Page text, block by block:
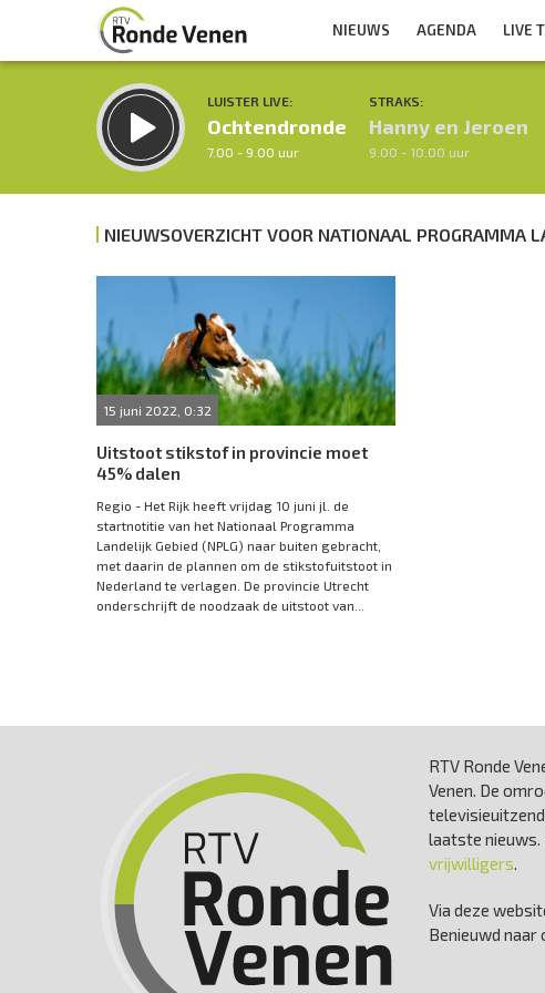
NIEUWS AGENDA LIVE
LUISTER LIVE:
Ochtendronde
7.00 - 9.00 uur
STRAKS:
Hanny en Jeroen
9.00 - 10.00 uur
NIEUWSOVERZICHT VOOR NATIONAAL PROGRAMMA
15 juni 2022, 0:32
Uitstoot stikstof in provincie moet
45% dalen
Regio - Het Rijk heeft vrijdag 10 juni jl. de
startnotitie van het Nationaal Programma
Landelijk Gebied (NPLG) naar buiten gebracht,
met daarin de plannen om de stikstofuitstoot in
Nederland te verlagen. De provincie Utrecht
onderschrijft de noodzaak de uitstoot van...
RTV Ronde
Venen. De
laatste nieuws.
vrijwilligers.
Via deze
Benieuwd